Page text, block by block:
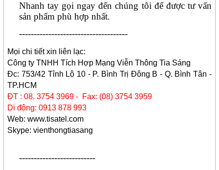
Nhanh tay gọi ngay đến chúng tôi để được tư vấn
sản phẩm phù hợp nhất.
-------------------------------------
Mọi chi tiết xin liên lạc:
Công ty TNHH Tích Hợp Mạng Viễn Thông Tia Sáng
Đc: 753/42 Tỉnh Lộ 10 - P. Bình Trị Đông B - Q. Bình Tân -
TP.HCM
ĐT : 08. 3754 3969 - Fax: (08) 3754 3959
Di động: 0913 878 993
Web: www.tisatel.com
Skype: vienthongtiasang
--------------------------